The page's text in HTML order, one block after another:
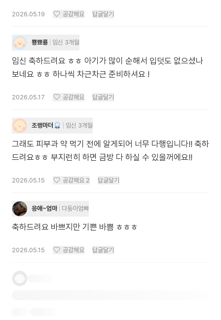
2026.05.19 공감해요 답글달기
뿅뾰룡 임신 3개월
임신 축하드려요 ㅎㅎ 아기가 많이 순해서 입덧도 없으셨나
보네요 ㅎㅎ 하나씩 차근차근 준비하셔요 !
2026.05.17 공감해요 답글달기
조랭마더 임신 3개월
그래도 피부과 약 먹기 전에 알게되어 너무 다행입니다!! 축하
드려요ㅎㅎ 부지런히 하면 금방 다 하실 수 있을꺼에요!!
2026.05.15 공감해요 2 답글달기
응애~엄마 다둥이엄빠
축하드려요 바쁘지만 기쁜 바쁨 ㅎㅎㅎ
2026.05.15 공감해요 답글달기